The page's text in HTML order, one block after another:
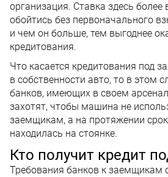
организация. Ставка здесь более
обойтись без первоначального
и чем он больше, тем выгоднее
кредитования.
Что касается кредитования под
в собственности авто, то в этом
банков, имеющих в своем
захотят, чтобы машина не
заемщикам, а на протяжении
находилась на стоянке.
Кто получит кредит
Требования банков к заемщикам